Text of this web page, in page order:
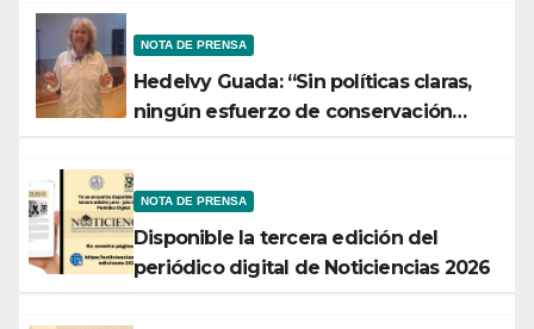
NOTA DE PRENSA
Hedelvy Guada: “Sin políticas claras,
ningún esfuerzo de conservación
NOTA DE PRENSA
Disponible la tercera edición del
periódico digital de Noticiencias 2026